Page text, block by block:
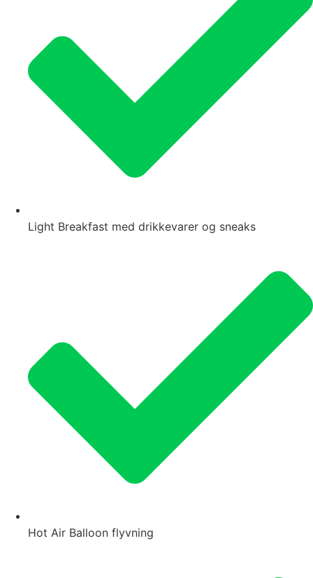
Light Breakfast med drikkevarer og sneaks
Hot Air Balloon flyvning